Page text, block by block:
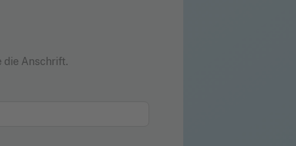
die Anschrift.